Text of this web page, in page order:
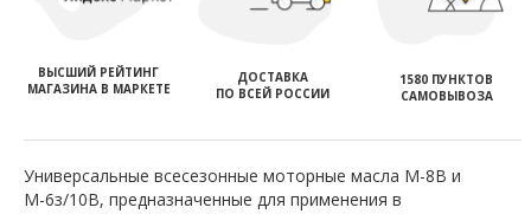
ВЫСШИЙ РЕЙТИНГ
МАГАЗИНА В МАРКЕТЕ
ДОСТАВКА
ПО ВСЕЙ РОССИИ
1580 ПУНКТОВ
САМОВЫВОЗА
Универсальные всесезонные моторные масла М-8В и
М-6з/10В, предназначенные для применения в